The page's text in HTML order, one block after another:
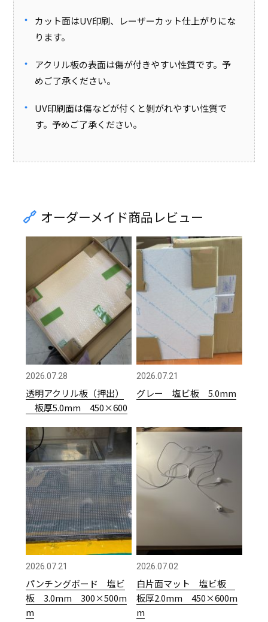
カット面はUV印刷、レーザーカット仕上がりにな
ります。
アクリル板の表面は傷が付きやすい性質です。予
めご了承ください。
UV印刷面は傷などが付くと剝がれやすい性質で
す。予めご了承ください。
オーダーメイド商品レビュー
2026.07.28
透明アクリル板（押出）
板厚5.0mm 450×600
2026.07.21
グレー 塩ビ板 5.0mm
2026.07.21
パンチングボード 塩ビ
板 3.0mm 300×500m
m
2026.07.02
白片面マット 塩ビ板
板厚2.0mm 450×600m
m